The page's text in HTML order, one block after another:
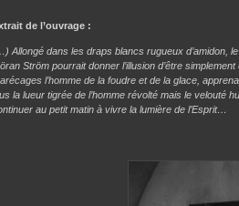
de l’ouvrage :
Allongé dans les draps blancs rugueux d’amidon,
Ström pourrait donner l’illusion d’être
l’homme de la foudre et de la glace,
la lueur tigrée de l’homme révolté mais le velouté
au petit matin à vivre la lumière de l’Esprit…